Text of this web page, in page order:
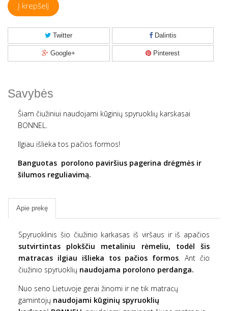
Į krepšelį
Twitter Dalintis
Google+ Pinterest
Savybės
Šiam čiužiniui naudojami kūginių spyruoklių karskasai
BONNEL.
Ilgiau išlieka tos pačios formos!
Banguotas porolono paviršius pagerina drėgmės ir
šilumos reguliavimą.
Apie prekę
Spyruoklinis šio čiužinio karkasas iš viršaus ir iš apačios
sutvirtintas plokščiu metaliniu rėmeliu, todėl šis
matracas ilgiau išlieka tos pačios formos. Ant čio
čiužinio spyruoklių naudojama porolono perdanga.
Nuo seno Lietuvoje gerai žinomi ir ne tik matracų
gamintojų naudojami kūginių spyruoklių